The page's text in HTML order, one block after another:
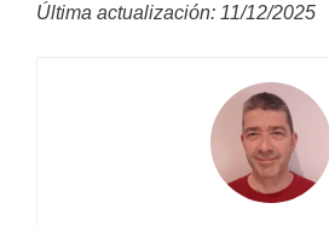
Última actualización: 11/12/2025